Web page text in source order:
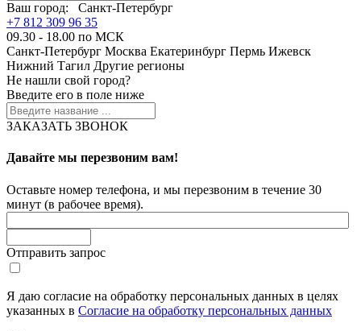
Ваш город:
Санкт-Петербург
+7 812 309 96 35
09.30 - 18.00 по МСК
Санкт-Петербург Москва Екатеринбург Пермь Ижевск
Нижний Тагил Другие регионы
Не нашли свой город?
Введите его в поле ниже
ЗАКАЗАТЬ ЗВОНОК
Давайте мы перезвоним вам!
Оставьте номер телефона, и мы перезвоним в течение 30
минут (в рабочее время).
Отправить запрос
Я даю согласие на обработку персональных данных в целях
указанных в Согласие на обработку персональных данных